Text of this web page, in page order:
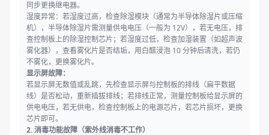
同步更换继电器。
湿度异常：若湿度过高，检查除湿模块（通常为半导体除湿片或压缩
机），半导体除湿片需测量供电电压（一般为 12V），若无电压，排
查控制板上的除湿控制芯片；若湿度过低，检查加湿装置（如超声波
雾化器），查看雾化片是否结垢，用白醋浸泡 10 分钟后清洗，若仍
不雾化，更换雾化片。
显示屏故障：
若显示屏无数值或乱跳，先检查显示屏与控制板的排线（扁平数据
线）是否松动，重新插拔排线；若排线正常，测量控制板给显示屏的
供电电压，若无供电，检查控制板上的电源芯片，若芯片损坏，更换
芯片即可。
2. 消毒功能故障（紫外线消毒不工作）